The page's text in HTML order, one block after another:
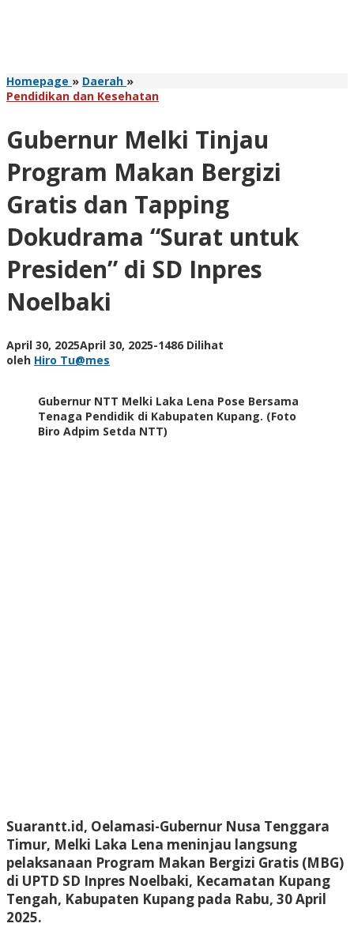
Homepage » Daerah »Gubernur
Melki
Makan
Gratis
dan
Tapping
Dokudrama
“Surat
untuk
Presiden”
di
Pendidikan dan Kesehatan
Gubernur Melki Tinjau
Program Makan Bergizi
Gratis dan Tapping
Dokudrama “Surat untuk
Presiden” di SD Inpres
Noelbaki
April 30, 2025April 30, 2025oleh
-1486 Dilihat
oleh Hiro Tu@mes
Gubernur NTT Melki Laka Lena Pose Bersama
Tenaga Pendidik di Kabupaten Kupang. (Foto
Biro Adpim Setda NTT)
Suarantt.id, Oelamasi-Gubernur Nusa Tenggara
Timur, Melki Laka Lena meninjau langsung
pelaksanaan Program Makan Bergizi Gratis (MBG)
di UPTD SD Inpres Noelbaki, Kecamatan Kupang
Tengah, Kabupaten Kupang pada Rabu, 30 April
2025.